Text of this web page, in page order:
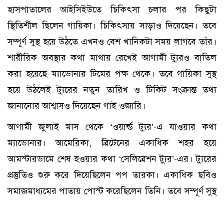
হাসপাতালের আইসিইউতে চিকিৎসা চলার পর কিছুটা
স্থিতিশীল ছিলেন গায়িকা। চিকিৎসায় সাড়াও দিয়েছেন। তবে
সম্পূর্ণ সুস্থ হয়ে উঠতে এখনও বেশ খানিকটা সময় লাগবে তাঁর।
শারীরিক অবস্থার কথা মাথায় রেখেই আগামী ট্যুরও বাতিল
করা হয়েছে ম্যাডোনার টিমের পক্ষ থেকে। তবে গায়িকা সুস্থ
হয়ে উঠলেই ট্যুরের নতুন তারিখ ও টিকিট সংক্রান্ত তথ্য
জানানোর আশ্বাসও দিয়েছেন গাই ওজারি।
আগামী জুলাই মাস থেকে ‘ওয়ার্ল্ড ট্যুর’-এ যাওয়ার কথা
ম্যাডোনার। আমেরিকা, ব্রিটেনের একাধিক শহর হয়ে
আমস্টারডামে শেষ হওয়ার কথা ‘সেলিব্রেশন ট্যুর’-এর। ট্যুরের
প্রস্তুতিও শুরু করে দিয়েছিলেন পপ তারকা। একাধিক ছবিও
সমাজমাধ্যমের পাতায় পোস্ট করেছিলেন তিনি। তবে সম্পূর্ণ সুস্থ